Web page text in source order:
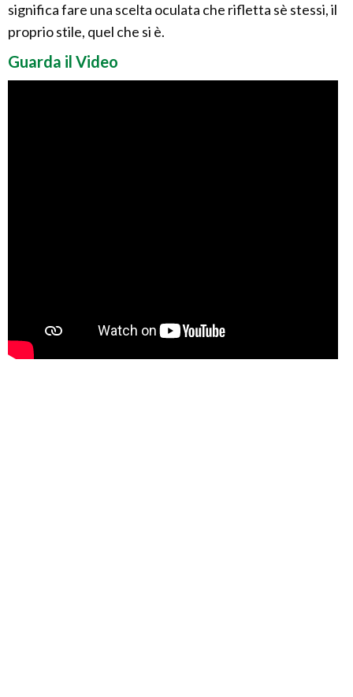
significa fare una scelta oculata che rifletta sè stessi, il
proprio stile, quel che si è.
Guarda il Video